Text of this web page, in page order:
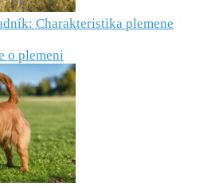
Charakteristika plemene
o plemeni